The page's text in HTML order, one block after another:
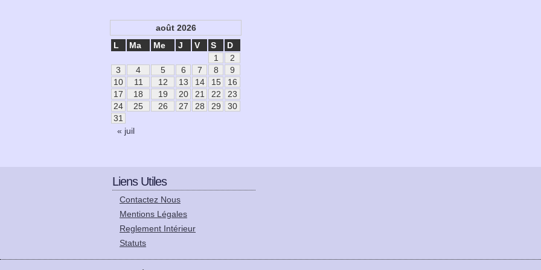
août 2026
L
Ma Me J V S D
« juil
1
2
3
4 5 6 7 8
9
10
11 12 13 14 15
16
17
18 19 20 21 22
23
24
25 26 27 28 29
30
31
Liens Utiles
Contactez Nous
Mentions Légales
Reglement Intérieur
Statuts